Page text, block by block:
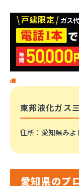
東邦液化ガス
住所 ：愛知県み
愛知県のプ